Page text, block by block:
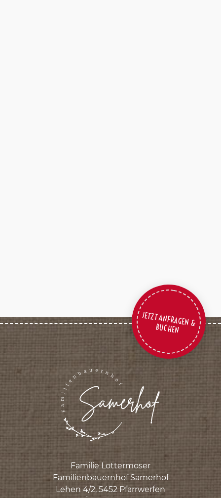
JETZT ANFRAGEN &
BUCHEN
Familie Lottermoser
Familienbauernhof Samerhof
Lehen 4/2, 5452 Pfarrwerfen
ÖSTERREICH